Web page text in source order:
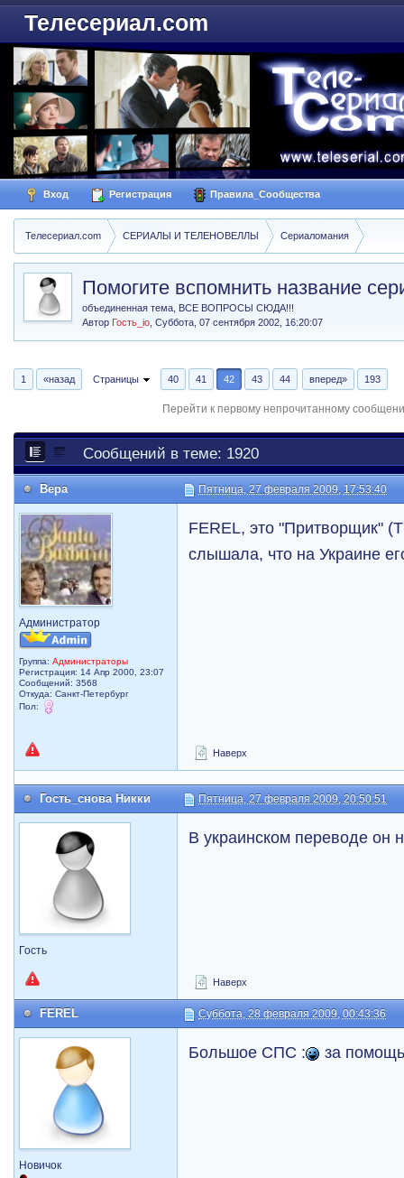
Телесериал.com
Вход Регистрация Правила_Сообщества
Телесериал.com СЕРИАЛЫ И ТЕЛЕНОВЕЛЛЫ Сериаломания
Помогите вспомнить название
объединенная тема, ВСЕ ВОПРОСЫ СЮДА!!!
Автор Гость_io ,Суббота, 07 сентября 2002, 16:20:07
1 «назад Страницы 40 41 42 43 44 вперед» 193
Перейти к первому непрочитанному
Сообщений в теме: 1920
Вера Пятница, 27 февраля 2009, 17:53:40
Администратор
Группа:Администраторы
Регистрация: 14 Апр 2000, 23:07
Сообщений: 3568
Откуда: Санкт-Петербург
Пол:
FEREL, это "Притворщик"
слышала, что на Украине
Наверх
Гость_снова Никки Пятница, 27 февраля 2009, 20:50:51
Гость
В украинском переводе он
Наверх
FEREL Суббота, 28 февраля 2009, 00:43:36
Новичок
Большое СПС : за